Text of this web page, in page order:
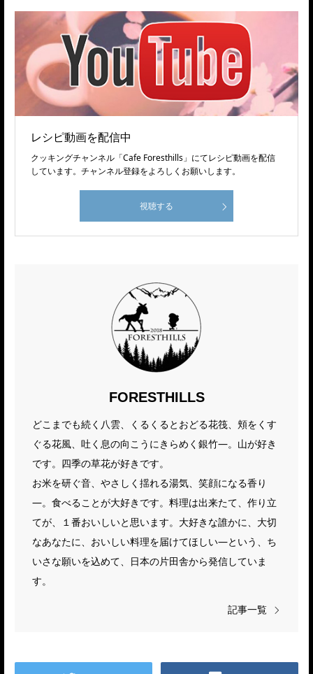
レシピ動画を配信中
クッキングチャンネル「Cafe Foresthills」にてレシピ動画を配信
しています。チャンネル登録をよろしくお願いします。
視聴する
FORESTHILLS
どこまでも続く八雲、くるくるとおどる花筏、頬をくす
ぐる花風、吐く息の向こうにきらめく銀竹―。山が好き
です。四季の草花が好きです。
お米を研ぐ音、やさしく揺れる湯気、笑顔になる香り
―。食べることが大好きです。料理は出来たて、作り立
てが、１番おいしいと思います。大好きな誰かに、大切
なあなたに、おいしい料理を届けてほしい―という、ち
いさな願いを込めて、日本の片田舎から発信していま
す。
記事一覧